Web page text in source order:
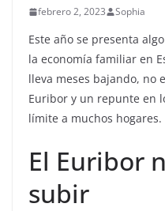
febrero 2, 2023 Sophia
Este año se presenta
la economía familiar en
lleva meses bajando, no
Euribor y un repunte en
límite a muchos hogares.
El Euribor
subir